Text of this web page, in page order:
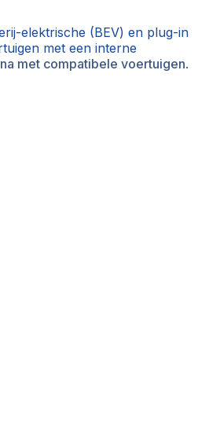
elektrische (BEV) en plug-in
met een interne
met compatibele voertuigen.